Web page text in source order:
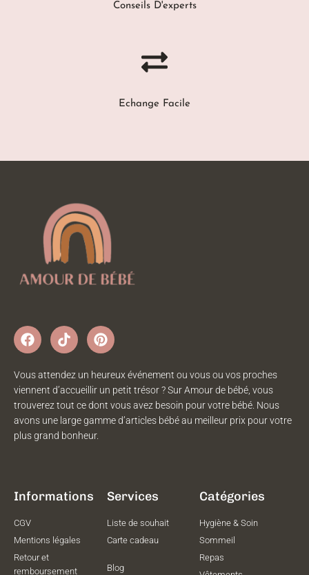
Conseils D'experts
Echange Facile
Vous attendez un heureux événement ou vous ou vos proches
viennent d’accueillir un petit trésor ? Sur Amour de bébé, vous
trouverez tout ce dont vous avez besoin pour votre bébé. Nous
avons une large gamme d’articles bébé au meilleur prix pour votre
plus grand bonheur.
Informations
CGV
Mentions légales
Retour et
remboursement
Services
Liste de souhait
Carte cadeau
Blog
Catégories
Hygiène & Soin
Sommeil
Repas